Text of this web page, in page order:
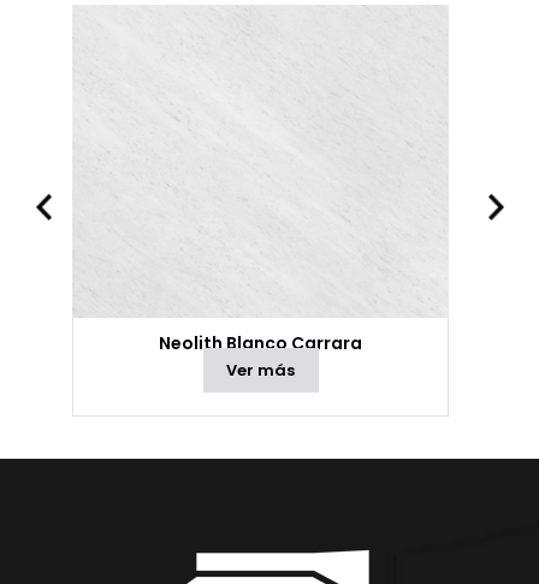
Neolith Blanco Carrara
Ver más